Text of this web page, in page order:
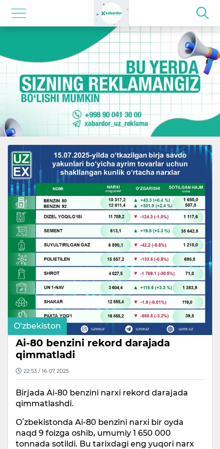
O‘zbekiston
Ai-80 benzini rekord darajada
qimmatladi
22:53 / 16.07.2025
Birjada Ai-80 benzini narxi rekord darajada
qimmatlashdi.
Oʻzbekistonda Ai-80 benzini narxi bir oyda
naqd 9 foizga oshib, umumiy 1 650 000
tonnada sotildi. Bu tarixdagi eng yuqori narx